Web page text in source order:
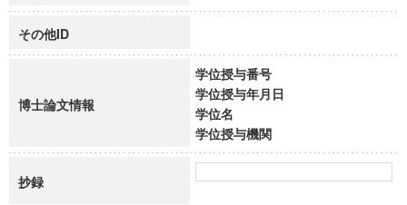
その他ID
博士論文情報
学位授与番号
学位授与年月日
学位名
学位授与機関
抄録